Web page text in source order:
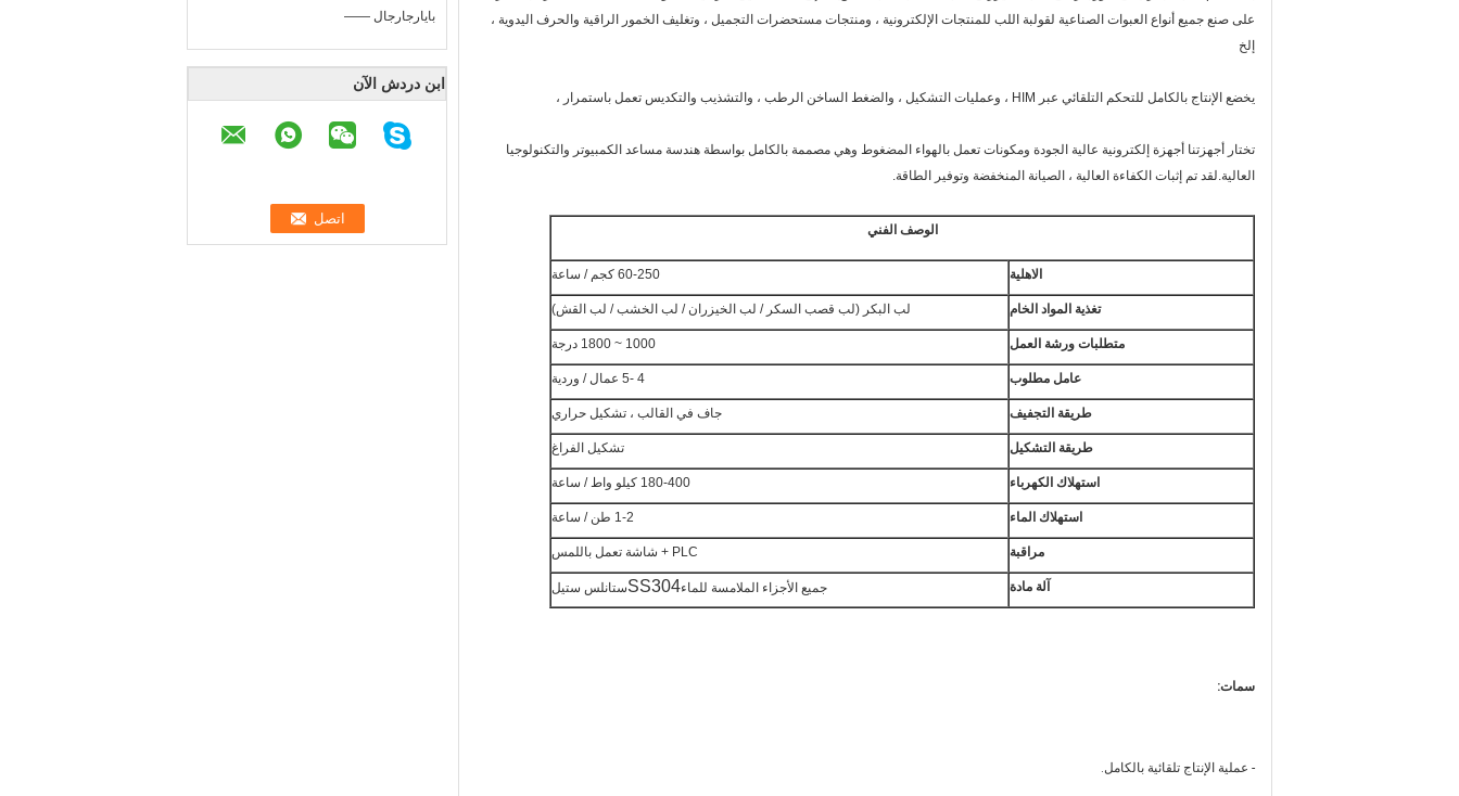
—— بايارجارجال
ابن دردش الآن
على صنع جميع أنواع العبوات الصناعية لقولبة اللب للمنتجات الإلكترونية ، ومنتجات مستحضرات التجميل ، وتغليف الخمور الراقية والحرف اليدوية ،
إلخ
يخضع الإنتاج بالكامل للتحكم التلقائي عبر HIM ، وعمليات التشكيل ، والضغط الساخن الرطب ، والتشذيب والتكديس تعمل باستمرار ،
تختار أجهزتنا أجهزة إلكترونية عالية الجودة ومكونات تعمل بالهواء المضغوط وهي مصممة بالكامل بواسطة هندسة مساعد الكمبيوتر والتكنولوجيا
العالية.لقد تم إثبات الكفاءة العالية ، الصيانة المنخفضة وتوفير الطاقة.
الوصف الفني
الاهلية 60-250 كجم / ساعة
تغذية المواد الخام لب البكر (لب قصب السكر / لب الخيزران / لب الخشب / لب القش)
متطلبات ورشة العمل 1000 ~ 1800 درجة
عامل مطلوب 4 -5 عمال / وردية
طريقة التجفيف جاف في القالب ، تشكيل حراري
طريقة التشكيل تشكيل الفراغ
استهلاك الكهرباء 180-400 كيلو واط / ساعة
استهلاك الماء 1-2 طن / ساعة
مراقبة PLC + شاشة تعمل باللمس
آلة مادة جميع الأجزاء الملامسة للماءSS304ستانلس ستيل
سمات:
- عملية الإنتاج تلقائية بالكامل.